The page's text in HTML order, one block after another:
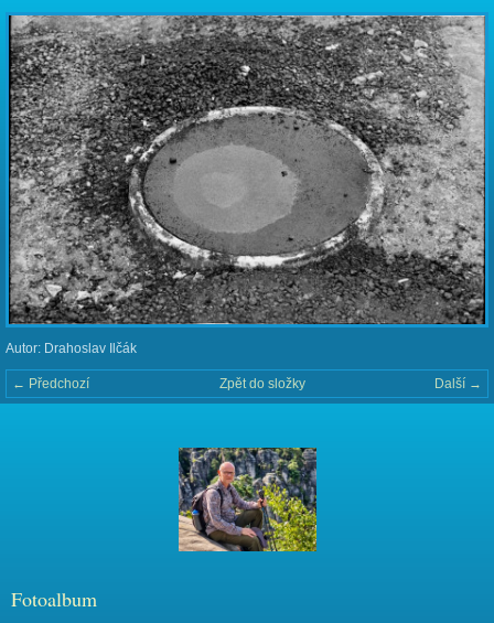
Autor: Drahoslav Ilčák
← Předchozí Další →
Zpět do složky
Fotoalbum